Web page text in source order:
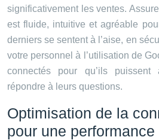
significativement les ventes.
est fluide, intuitive et agréable
derniers se sentent à l’aise, en
votre personnel à l’utilisation de
connectés pour qu’ils
répondre à leurs questions.
Optimisation de la
pour une